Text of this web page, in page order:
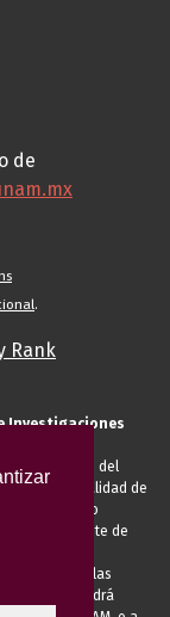
de
.
Investigaciones
responsable del
usted en calidad de
o
o cliente de
o por las
Podrá